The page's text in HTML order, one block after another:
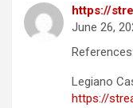
https://
June 26,
References:
Legiano
https://